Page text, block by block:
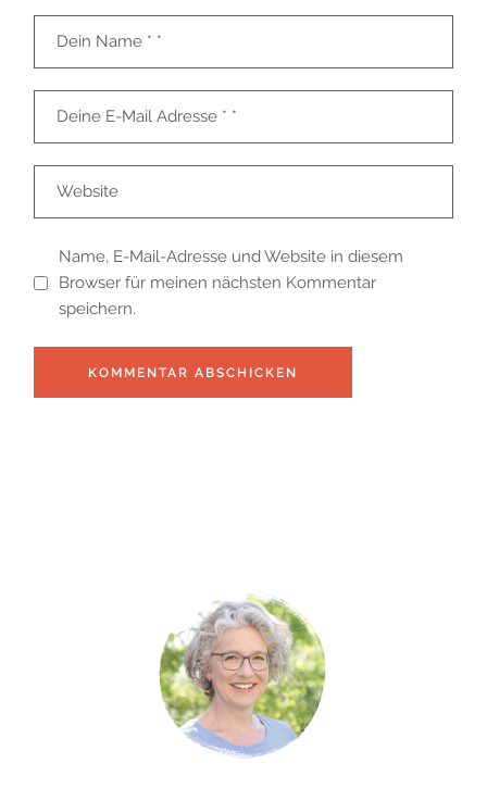
Name, E-Mail-Adresse und Website in diesem
Browser für meinen nächsten Kommentar
speichern.
KOMMENTAR ABSCHICKEN